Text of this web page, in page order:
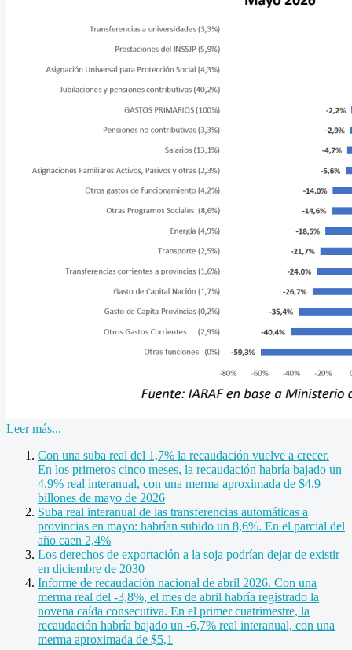
Leer más...
Con una suba real del 1,7% la recaudación vuelve a crecer.
En los primeros cinco meses, la recaudación habría bajado un
4,9% real interanual, con una merma aproximada de $4,9
billones de mayo de 2026
Suba real interanual de las transferencias automáticas a
provincias en mayo: habrían subido un 8,6%. En el parcial del
año caen 2,4%
Los derechos de exportación a la soja podrían dejar de existir
en diciembre de 2030
Informe de recaudación nacional de abril 2026. Con una
merma real del -3,8%, el mes de abril habría registrado la
novena caída consecutiva. En el primer cuatrimestre, la
recaudación habría bajado un -6,7% real interanual, con una
merma aproximada de $5,1